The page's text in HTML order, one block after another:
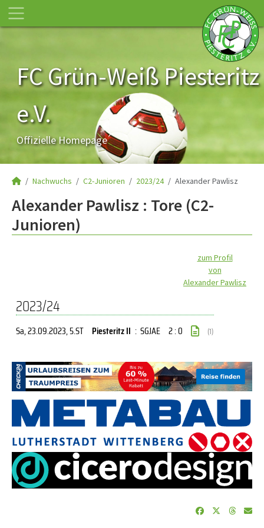
FC Grün-Weiß Piesteritz
e.V.
Offizielle Homepage
Nachwuchs C2-Junioren 2023/24 Alexander Pawlisz
Alexander Pawlisz : Tore (C2-
Junioren)
zum Profil
von
Alexander Pawlisz
2023/24
Sa, 23.09.2023, 5.ST Piesteritz II : SGJAE 2 : 0 (1)